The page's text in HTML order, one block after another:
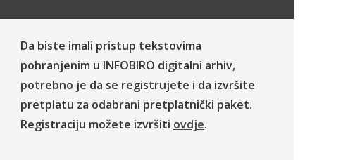
Da biste imali pristup tekstovima
pohranjenim u INFOBIRO digitalni arhiv,
potrebno je da se registrujete i da izvršite
pretplatu za odabrani pretplatnički paket.
Registraciju možete izvršiti ovdje.